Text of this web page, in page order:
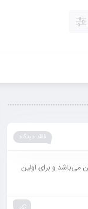
فاقد دیدگاه
می‌باشد و برای اولین